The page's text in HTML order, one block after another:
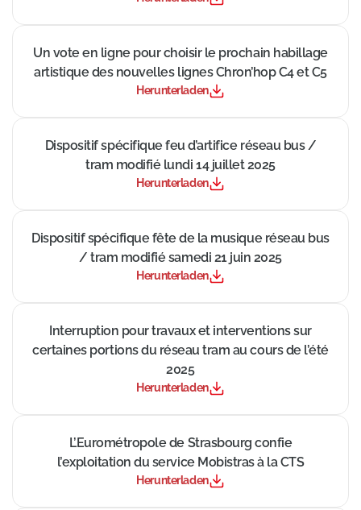
Un vote en ligne pour choisir le prochain habillage
artistique des nouvelles lignes Chron’hop C4 et C5
Herunterladen
((Neues Fenster))
Dispositif spécifique feu d’artifice réseau bus /
tram modifié lundi 14 juillet 2025
Herunterladen
((Neues Fenster))
Dispositif spécifique fête de la musique réseau bus
/ tram modifié samedi 21 juin 2025
Herunterladen
((Neues Fenster))
Interruption pour travaux et interventions sur
certaines portions du réseau tram au cours de l’été
2025
Herunterladen
((Neues Fenster))
L’Eurométropole de Strasbourg confie
l’exploitation du service Mobistras à la CTS
Herunterladen
((Neues Fenster))